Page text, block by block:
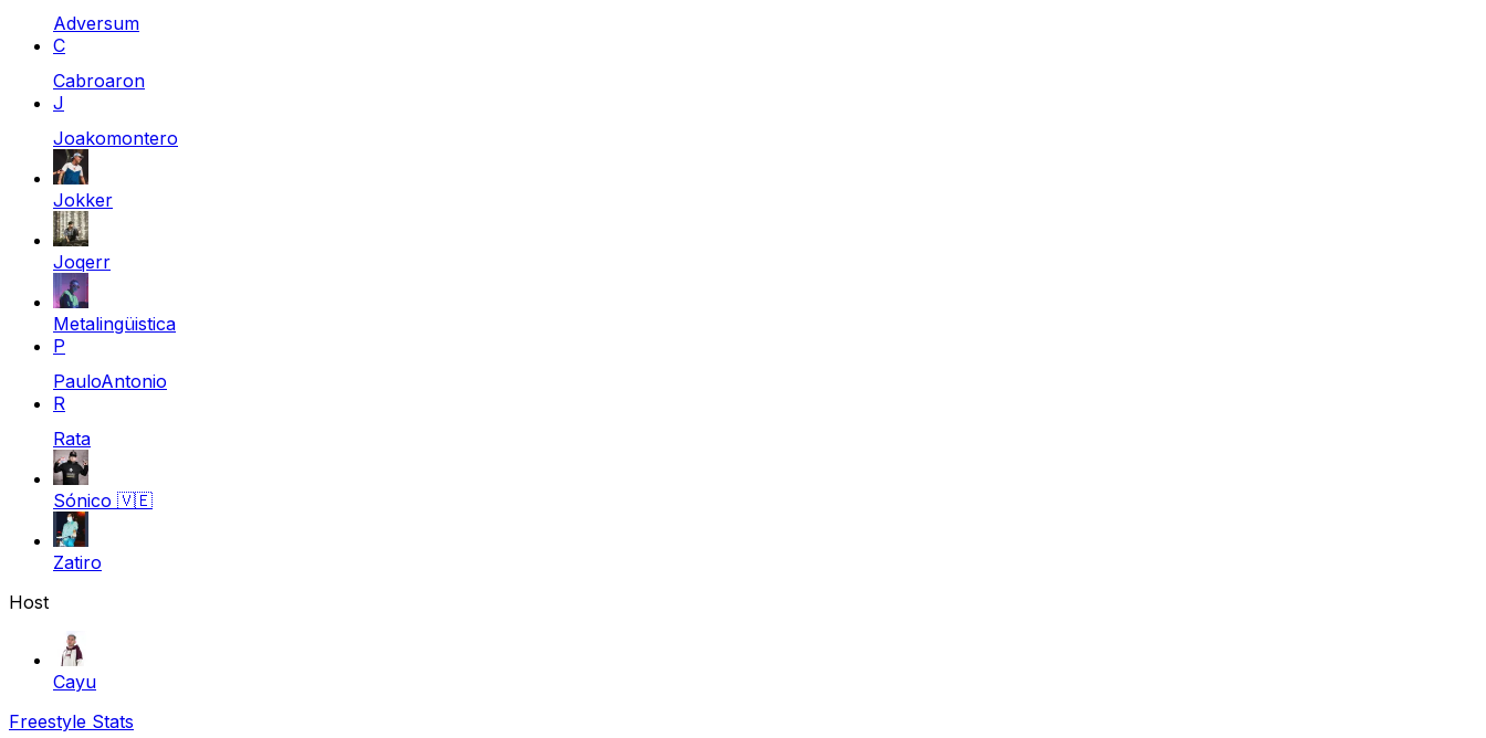
Adversum
C
Cabroaron
J
Joakomontero
Jokker
Joqerr
Metalingüistica
P
PauloAntonio
R
Rata
Sónico 🇻🇪
Zatiro
Host
Cayu
Freestyle Stats